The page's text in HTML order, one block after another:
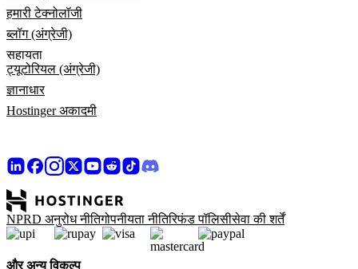
हमारी टेक्नोलॉजी
ब्लॉग (अंग्रेजी)
सहायता
ट्यूटोरियल (अंग्रेजी)
ज्ञानाधार
Hostinger अकादमी
NPRD अनुरोध नीतिगोपनीयता नीतिरिफंड पॉलिसीसेवा की शर्तें
और अन्य विकल्प